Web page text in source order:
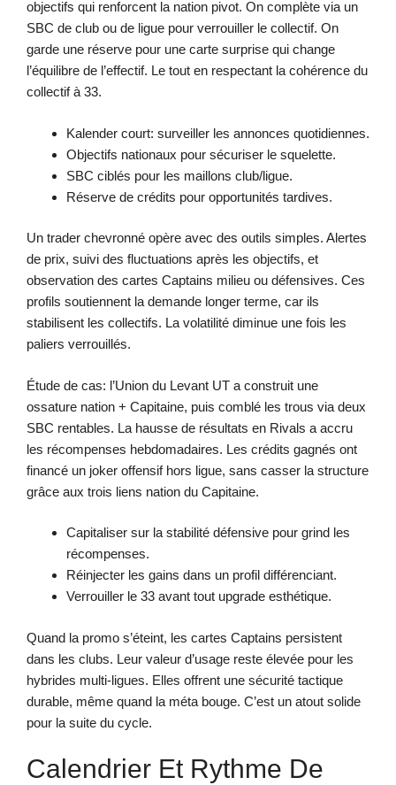
objectifs qui renforcent la nation pivot. On complète via un
SBC de club ou de ligue pour verrouiller le collectif. On
garde une réserve pour une carte surprise qui change
l’équilibre de l’effectif. Le tout en respectant la cohérence du
collectif à 33.
Kalender court: surveiller les annonces quotidiennes.
Objectifs nationaux pour sécuriser le squelette.
SBC ciblés pour les maillons club/ligue.
Réserve de crédits pour opportunités tardives.
Un trader chevronné opère avec des outils simples. Alertes
de prix, suivi des fluctuations après les objectifs, et
observation des cartes Captains milieu ou défensives. Ces
profils soutiennent la demande longer terme, car ils
stabilisent les collectifs. La volatilité diminue une fois les
paliers verrouillés.
Étude de cas: l’Union du Levant UT a construit une
ossature nation + Capitaine, puis comblé les trous via deux
SBC rentables. La hausse de résultats en Rivals a accru
les récompenses hebdomadaires. Les crédits gagnés ont
financé un joker offensif hors ligue, sans casser la structure
grâce aux trois liens nation du Capitaine.
Capitaliser sur la stabilité défensive pour grind les
récompenses.
Réinjecter les gains dans un profil différenciant.
Verrouiller le 33 avant tout upgrade esthétique.
Quand la promo s’éteint, les cartes Captains persistent
dans les clubs. Leur valeur d’usage reste élevée pour les
hybrides multi-ligues. Elles offrent une sécurité tactique
durable, même quand la méta bouge. C’est un atout solide
pour la suite du cycle.
Calendrier Et Rythme De